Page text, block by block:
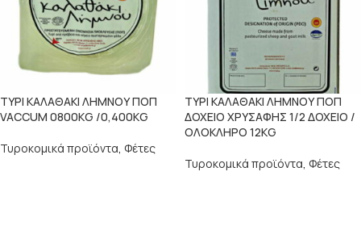
ΤΥΡΙ ΚΑΛΑΘΑΚΙ ΛΗΜΝΟΥ ΠΟΠ
VACCUM 0800KG /0,400KG
Τυροκομικά προϊόντα, Φέτες
ΤΥΡΙ ΚΑΛΑΘΑΚΙ ΛΗΜΝΟΥ ΠΟΠ
ΔΟΧΕΙΟ ΧΡΥΣΑΦΗΣ 1/2 ΔΟΧΕΙΟ /
ΟΛΟΚΛΗΡΟ 12KG
Τυροκομικά προϊόντα, Φέτες